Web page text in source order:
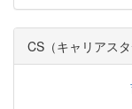
CS（キャリアスタ